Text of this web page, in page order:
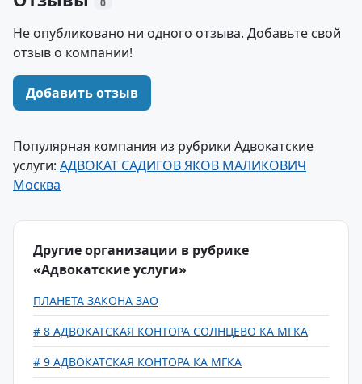
0
Не опубликовано ни одного отзыва. Добавьте свой
отзыв о компании!
Добавить отзыв
Популярная компания из рубрики Адвокатские
услуги: АДВОКАТ САДИГОВ ЯКОВ МАЛИКОВИЧ
Москва
Другие организации в рубрике
«Адвокатские услуги»
ПЛАНЕТА ЗАКОНА ЗАО
# 8 АДВОКАТСКАЯ КОНТОРА СОЛНЦЕВО КА МГКА
# 9 АДВОКАТСКАЯ КОНТОРА КА МГКА